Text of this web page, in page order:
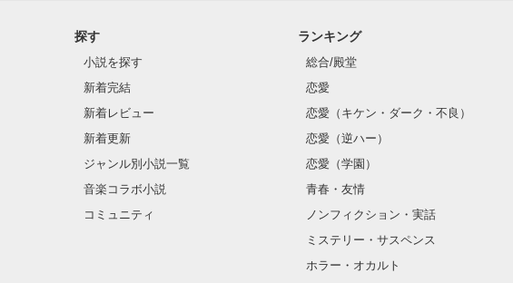
探す
小説を探す
新着完結
新着レビュー
新着更新
ジャンル別小説一覧
音楽コラボ小説
コミュニティ
ランキング
総合/殿堂
恋愛
恋愛（キケン・ダーク・不良）
恋愛（逆ハー）
恋愛（学園）
青春・友情
ノンフィクション・実話
ミステリー・サスペンス
ホラー・オカルト